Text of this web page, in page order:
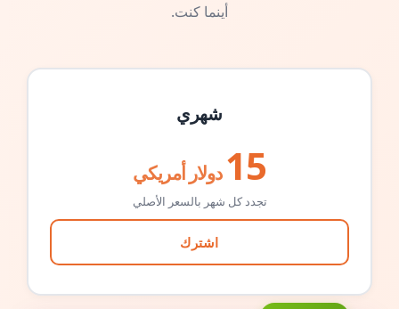
أينما كنت.
شهري
15 دولار أمريكي
تجدد كل شهر بالسعر الأصلي
اشترك